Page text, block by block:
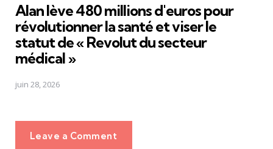
Alan lève 480 millions d'euros pour
révolutionner la santé et viser le
statut de « Revolut du secteur
médical »
juin 28, 2026
Leave a Comment